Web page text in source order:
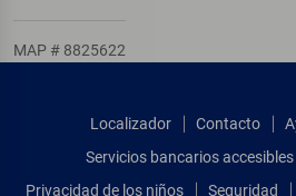
MAP # 8825622
Localizador Contacto
Servicios bancarios accesibles
Privacidad de los niños
Seguridad